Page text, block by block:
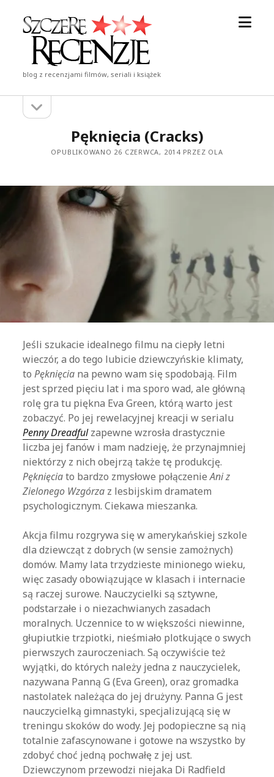
Szczere
Recenzje
blog z recenzjami filmów, seriali i książek
Pasekpasek
Pęknięcia (Cracks)
OPUBLIKOWANO 26 CZERWCA, 2014 PRZEZ OLA
Jeśli szukacie idealnego filmu na ciepły letni
wieczór, a do tego lubicie dziewczyńskie klimaty,
to Pęknięcia na pewno wam się spodobają. Film
jest sprzed pięciu lat i ma sporo wad, ale główną
rolę gra tu piękna Eva Green, którą warto jest
zobaczyć. Po jej rewelacyjnej kreacji w serialu
Penny Dreadfulzapewne wzrosła drastycznie
liczba jej fanów i mam nadzieję, że przynajmniej
niektórzy z nich obejrzą także tę produkcję.
Pęknięciato bardzo zmysłowe połączenieAni z
Zielonego Wzgórza z lesbijskim dramatem
psychologicznym. Ciekawa mieszanka.
Akcja filmu rozgrywa się w amerykańskiej szkole
dla dziewcząt z dobrych (w sensie zamożnych)
domów. Mamy lata trzydzieste minionego wieku,
więc zasady obowiązujące w klasach i internacie
są raczej surowe. Nauczycielki są sztywne,
podstarzałe i o niezachwianych zasadach
moralnych. Uczennice to w większości niewinne,
głupiutkie trzpiotki, nieśmiało plotkujące o swych
pierwszych zauroczeniach. Są oczywiście też
wyjątki, do których należy jedna z nauczycielek,
nazywana Panną G (Eva Green), oraz gromadka
nastolatek należąca do jej drużyny. Panna G jest
nauczycielką gimnastyki, specjalizującą się w
treningu skoków do wody. Jej podopieczne są nią
totalnie zafascynowane i gotowe na wszystko by
zdobyć choć jedną pochwałę z jej ust.
Dziewczynom przewodzi niejaka Di Radfield